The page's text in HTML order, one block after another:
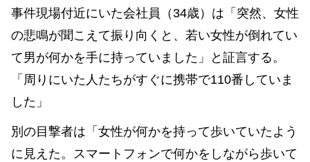
事件現場付近にいた会社員（34歳）は「突然、女性
の悲鳴が聞こえて振り向くと、若い女性が倒れてい
て男が何かを手に持っていました」と証言する。
「周りにいた人たちがすぐに携帯で110番していま
した」
別の目撃者は「女性が何かを持って歩いていたよう
に見えた。スマートフォンで何かをしながら歩いて